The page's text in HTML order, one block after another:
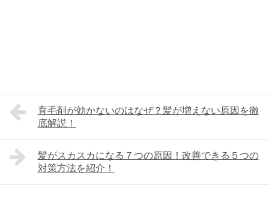
育毛剤が効かないのはなぜ？髪が増えない原因を徹
底解説！
髪がスカスカになる７つの原因！改善できる５つの
対策方法を紹介！